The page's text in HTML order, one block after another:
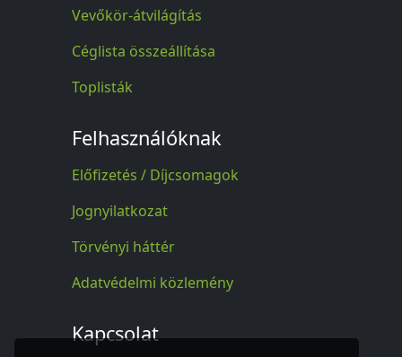
Vevőkör-átvilágítás
Céglista összeállítása
Toplisták
Felhasználóknak
Előfizetés / Díjcsomagok
Jognyilatkozat
Törvényi háttér
Adatvédelmi közlemény
Kapcsolat